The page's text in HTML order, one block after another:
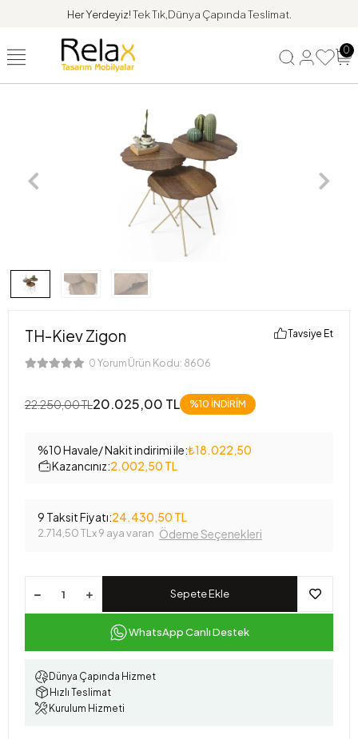
Her Yerdeyiz!Tek Tık,Dünya Çapında Teslimat.
0
TH-Kiev Zigon
0 Yorum Ürün Kodu: 8606
Tavsiye Et
22.250,00 TL20.025,00 TL %10 İNDİRİM
%10 Havale/ Nakit indirimi ile:₺18.022,50
Kazancınız:2.002,50 TL
9 Taksit Fiyatı:24.430,50 TL
2.714,50 TL x 9 aya varan Ödeme Seçenekleri
Sepete Ekle
WhatsApp Canlı Destek
Dünya Çapında Hizmet
Hızlı Teslimat
Kurulum Hizmeti